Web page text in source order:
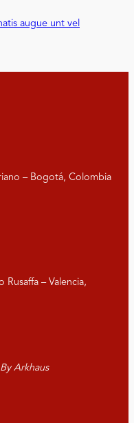
augue unt vel
– Bogotá, Colombia
Rusaffa – Valencia,
Arkhaus